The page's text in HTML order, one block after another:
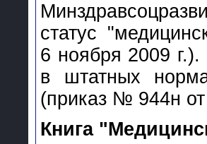
статус
6 ноября 2009
в штатных
(приказ № 944н
Книга